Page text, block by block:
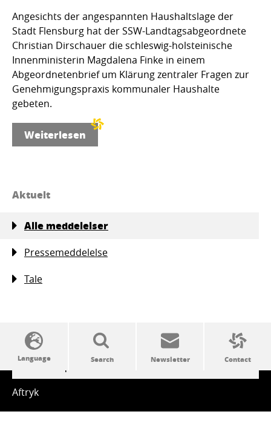
Angesichts der angespannten Haushaltslage der
Stadt Flensburg hat der SSW-Landtagsabgeordnete
Christian Dirschauer die schleswig-holsteinische
Innenministerin Magdalena Finke in einem
Abgeordnetenbrief um Klärung zentraler Fragen zur
Genehmigungspraxis kommunaler Haushalte
gebeten.
Weiterlesen
Aktuelt
Alle meddelelser
Pressemeddelelse
Tale
SSW politics from A to Z
Aftryk